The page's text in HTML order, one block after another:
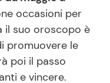
occasioni per
il suo oroscopo è
promuovere le
poi il passo
e vincere.